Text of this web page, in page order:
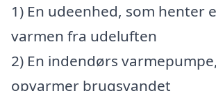
1) En udeenhed, som henter
varmen fra udeluften
2) En indendørs
opvarmer brugsvandet